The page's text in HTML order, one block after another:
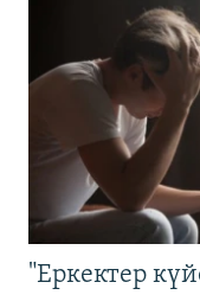
"Еркектер